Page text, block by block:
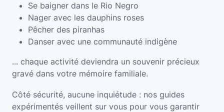
Se baigner dans le Rio Negro
Nager avec les dauphins roses
Pêcher des piranhas
Danser avec une communauté indigène
... chaque activité deviendra un souvenir précieux
gravé dans votre mémoire familiale.
Côté sécurité, aucune inquiétude : nos guides
expérimentés veillent sur vous pour vous garantir